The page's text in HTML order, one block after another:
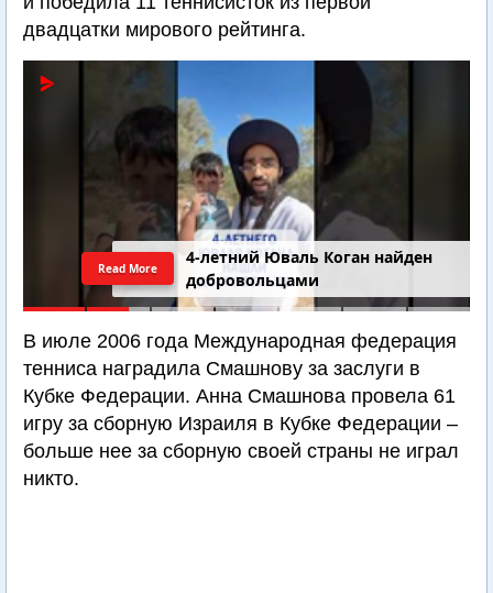
двадцатки мирового рейтинга.
4-летний Юваль Коган найден
добровольцами
Read More
В июле 2006 года Международная федерация
тенниса наградила Смашнову за заслуги в
Кубке Федерации. Анна Смашнова провела 61
игру за сборную Израиля в Кубке Федерации –
больше нее за сборную своей страны не играл
никто.